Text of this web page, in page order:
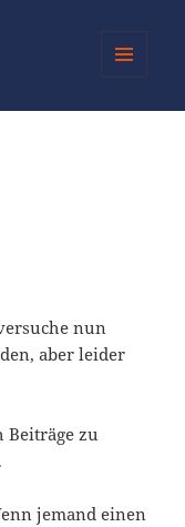
nun
aber leider
Beiträge zu
jemand einen